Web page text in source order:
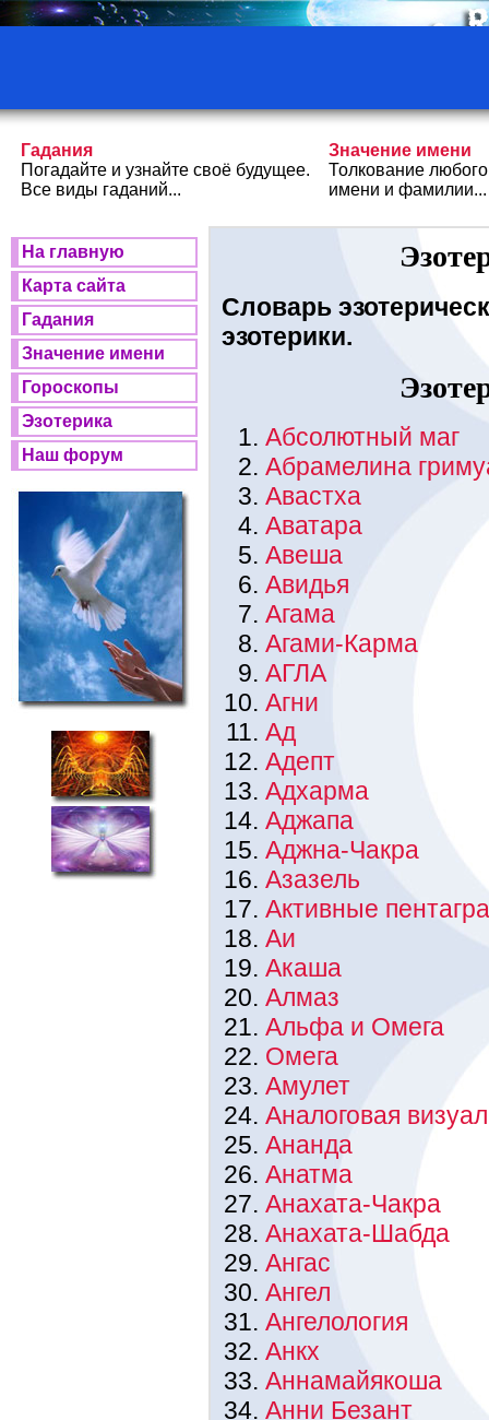
Гадания
Погадайте и узнайте своё будущее.
Все виды гаданий...
Значение имени
Толкование любого
имени и фамилии...
На главную
Карта сайта
Гадания
Значение имени
Гороскопы
Эзотерика
Наш форум
Словарь
эзотерики.
Абсолютный маг
Абрамелина
Авастха
Аватара
Авеша
Авидья
Агама
Агами-Карма
АГЛА
Агни
Ад
Адепт
Адхарма
Аджапа
Аджна-Чакра
Азазель
Активные
Аи
Акаша
Алмаз
Альфа и Омега
Омега
Амулет
Аналоговая
Ананда
Анатма
Анахата-Чакра
Анахата-Шабда
Ангас
Ангел
Ангелология
Анкх
Аннамайякоша
Анни Безант